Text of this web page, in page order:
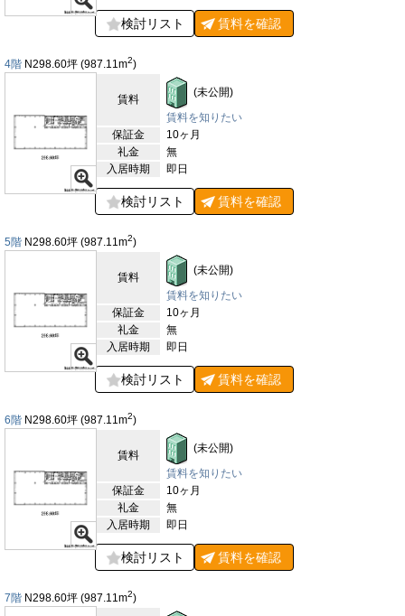
に、コンビニエンスストアやスーパーマーケットも充実してお
り、日常の利便性を高めています。金融機関や郵便局、クリニッ
クなども近隣に多く、日常業務や急な用事にも迅速に対応可能で
富にあるため、遠方からの来客対応や会議、セミナーの実施にも
便利です。一方で、東池袋エリア自体は池袋駅周辺の喧騒から少
し離れた静かなエリアです。ビルの周辺にはマンションやオフィ
スビルが立ち並び、穏やかで落ち着いた雰囲気が漂っています。
また、近隣には緑豊かな公園や散策路が点在しており、忙しい日
常の中でリフレッシュする場として活用できます。特に「東池袋
中央公園」や「雑司が谷霊園」周辺の自然豊かなエリアは、心地
よい空間です。さらに、文化的な施設も充実しており、サンシャ
インシティ内にある「サンシャイン水族館」や「古代オリエント
博物館」などの施設は、仕事の合間やアフター5に気軽に立ち寄
を取りやすい環境が整っています。このように、NTT新池袋ビル
周辺は、交通アクセスの良さと商業施設の充実度、静かで快適な
環境が調和したエリアであり、働く人々にとって理想的なロケー
ションと言えるでしょう。
【評価】
駅からの距離
設備
エントランス
検討リスト 賃料を確認
4階 N298.60坪 (987.11m2)
賃料
(未公開)
賃料を知りたい
保証金
10ヶ月
礼金
無
入居時期
即日
検討リスト 賃料を確認
5階 N298.60坪 (987.11m2)
賃料
(未公開)
賃料を知りたい
保証金
10ヶ月
礼金
無
入居時期
即日
検討リスト 賃料を確認
6階 N298.60坪 (987.11m2)
賃料
(未公開)
賃料を知りたい
保証金
10ヶ月
礼金
無
入居時期
即日
検討リスト 賃料を確認
7階 N298.60坪 (987.11m2)